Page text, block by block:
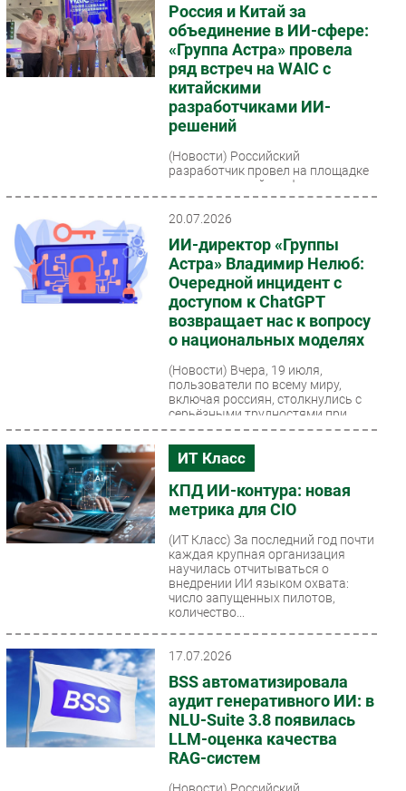
Россия и Китай за
объединение в ИИ-сфере:
«Группа Астра» провела
ряд встреч на WAIC с
китайскими
разработчиками ИИ-
решений
(Новости) Российский
разработчик провел на площадке
международной конференции ряд
ключевых бизнес-встреч и
деловых мероприятий,
способствующих...
20.07.2026
ИИ-директор «Группы
Астра» Владимир Нелюб:
Очередной инцидент с
доступом к ChatGPT
возвращает нас к вопросу
о национальных моделях
(Новости) Вчера, 19 июля,
пользователи по всему миру,
включая россиян, столкнулись с
серьёзными трудностями при
использовании чат-бота от
OpenAI....
ИТ Класс
КПД ИИ-контура: новая
метрика для CIO
(ИТ Класс) За последний год почти
каждая крупная организация
научилась отчитываться о
внедрении ИИ языком охвата:
число запущенных пилотов,
количество...
17.07.2026
BSS автоматизировала
аудит генеративного ИИ: в
NLU-Suite 3.8 появилась
LLM-оценка качества
RAG-систем
(Новости) Российский